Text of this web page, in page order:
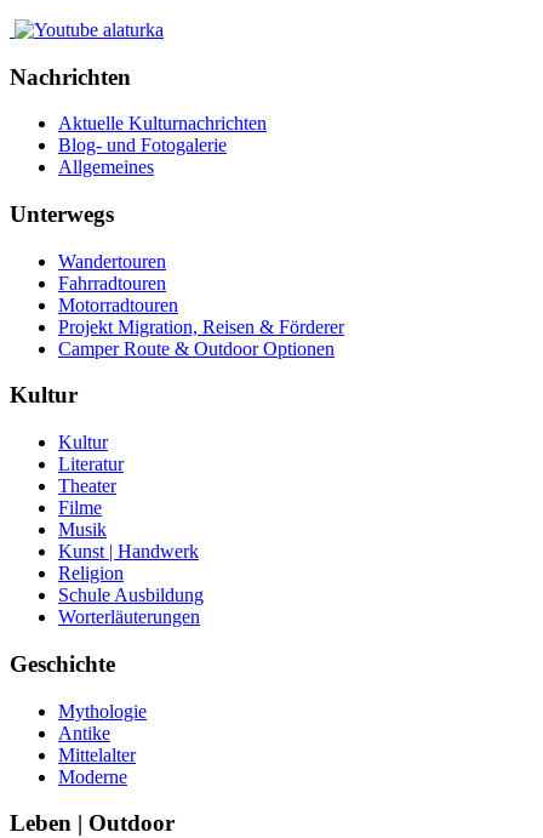
Nachrichten
Aktuelle Kulturnachrichten
Blog- und Fotogalerie
Allgemeines
Unterwegs
Wandertouren
Fahrradtouren
Motorradtouren
Projekt Migration, Reisen & Förderer
Camper Route & Outdoor Optionen
Kultur
Kultur
Literatur
Theater
Filme
Musik
Kunst | Handwerk
Religion
Schule Ausbildung
Worterläuterungen
Geschichte
Mythologie
Antike
Mittelalter
Moderne
Leben | Outdoor